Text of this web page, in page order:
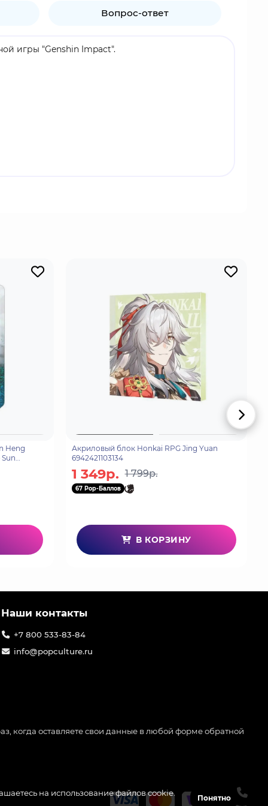
Вопрос-ответ
игры "Genshin Impact".
оставаться в тени, довольствуясь
Heng
Акриловый блок Honkai RPG Jing Yuan
6942421103134
1 349р. 1 799р.
67 Pop-Баллов
В КОРЗИНУ
на использование файлов cookie.
Понятно
Наши контакты
+7 800 533-83-84
info@popculture.ru
когда оставляете свои данные в любой форме обратной